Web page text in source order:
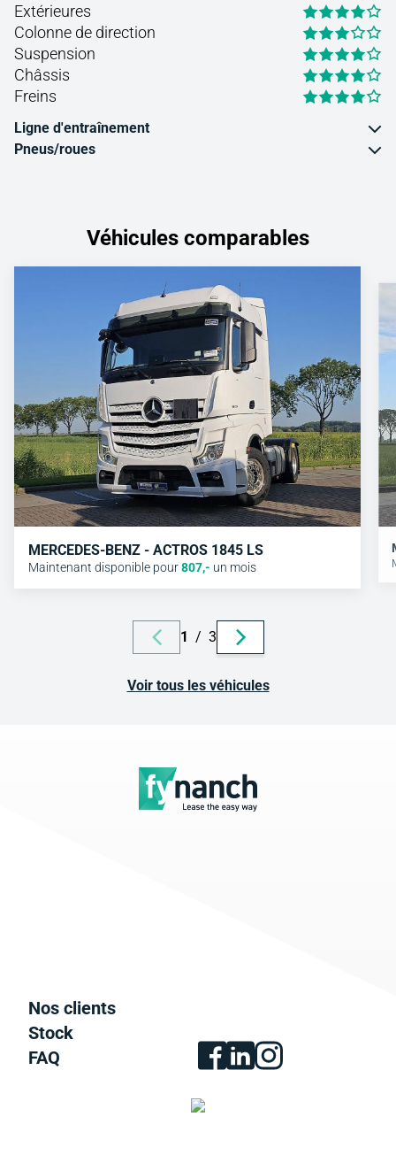
Extérieures
Colonne de direction
Suspension
Châssis
Freins
Ligne d'entraînement
Pneus/roues
Véhicules comparables
MERCEDES-BENZ - ACTROS 1845 LS
Maintenant disponible pour807,- un mois
1 / 3
Voir tous les véhicules
Nos clients
Stock
FAQ